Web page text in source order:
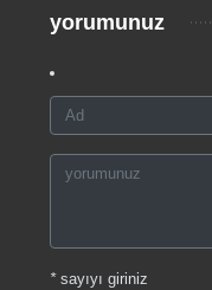
yorumunuz
*sayıyı giriniz